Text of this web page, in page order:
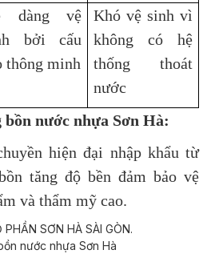
dàng vệ
bởi cấu
thông minh
Khó vệ sinh vì
không có hệ
thống thoát
nước
bồn nước nhựa Sơn Hà:
hiện đại nhập khẩu từ
tăng độ bền đảm bảo vệ
và thẩm mỹ cao.
nước nhựa Sơn Hà